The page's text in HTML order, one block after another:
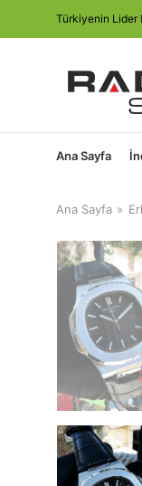
Türkiyenin Lider
Ana Sayfa
Ana Sayfa